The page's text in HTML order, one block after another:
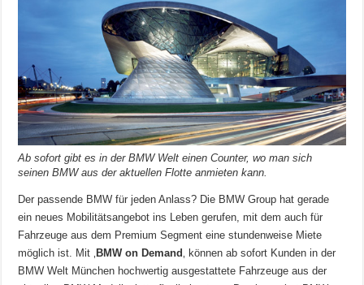
Ab sofort gibt es in der BMW Welt einen Counter, wo man sich
seinen BMW aus der aktuellen Flotte anmieten kann.
Der passende BMW für jeden Anlass? Die BMW Group hat gerade
ein neues Mobilitätsangebot ins Leben gerufen, mit dem auch für
Fahrzeuge aus dem Premium Segment eine stundenweise Miete
möglich ist. Mit ‚ BMW on Demand
‚ können ab sofort Kunden in der
BMW Welt München hochwertig ausgestattete Fahrzeuge aus der